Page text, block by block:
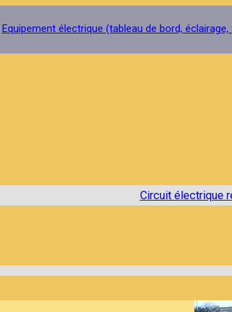
Equipement électrique (tableau de bord,
Circuit électrique